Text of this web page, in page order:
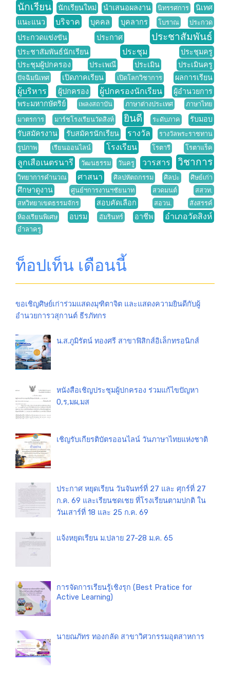
นักเรียน นักเรียนใหม่ นำเสนอผลงาน นิทรรศการ
นิเทศ
แนะแนว
บริจาค บุคคล บุคลากร โบราณ ประกวด
ประกวดแข่งขัน ประกาศ ประชาสัมพันธ์
ประชาสัมพันธ์นักเรียน ประชุม
ประชุมครู
ประชุมผู้ปกครอง
ประเพณี ประเมิน ประเมินครู
ปัจฉิมนิเทศ เปิดภาคเรียน เปิดโลกวิชาการ ผลการเรียน
ผู้บริหาร ผู้ปกครอง ผู้ปกครองนักเรียน
ผู้อำนวยการ
พระมหากษัตริย์
เพลงสถาบัน ภาษาต่างประเทศ
ภาษาไทย
มาตรการ
มาร์ชโรงเรียนวัดสิงห์ ยินดี ระดับภาค
รับมอบ
รับสมัครงาน
รับสมัครนักเรียน รางวัล
รางวัลพระราชทาน
รูปภาพ
เรียนออนไลน์ โรงเรียน โรตารี โรตาแร็ค
ลูกเสือเนตรนารี วัฒนธรรม วันครู วารสาร วิชาการ
วิทยาการคำนวณ ศาสนา ศิลปหัตถกรรม ศิลปะ ศิษย์เก่า
ศึกษาดูงาน ศูนย์ฯการงานฯชัยนาท สวดมนต์
สสวท.
สหวิทยาเขตธรรมจักร
สอบคัดเลือก สอวน.
สังสรรค์
ห้องเรียนพิเศษ
อบรม อัมรินทร์ อาชีพ อำเภอวัดสิงห์
อำลาครู
ท็อปเท็น เดือนนี้
ขอเชิญศิษย์เก่าร่วมแสดงมุฑิตาจิต และแสดงความยินดีกับผู้
อำนวยการวสุกานต์ ธีรภัทกร
น.ส.ภูมิรัตน์ ทองศรี สาขาฟิสิกส์อิเล็กทรอนิกส์
หนังสือเชิญประชุมผู้ปกครอง ร่วมแก้ไขปัญหา
0,ร,มผ,มส
เชิญรับเกียรติบัตรออนไลน์ วันภาษาไทยแห่งชาติ
ประกาศ หยุดเรียน วันจันทร์ที่ 27 และ ศุกร์ที่ 27
ก.ค. 69 และเรียนชดเชย ที่โรงเรียนตามปกติ ใน
วันเสาร์ที่ 18 และ 25 ก.ค. 69
แจ้งหยุดเรียน ม.ปลาย 27-28 ม.ค. 65
การจัดการเรียนรู้เชิงรุก (Best Pratice for
Active Learning)
นายณภัทร ทองกลัด สาขาวิศวกรรมอุตสาหการ